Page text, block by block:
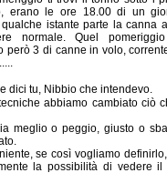
erano le ore 18.00 di un
istante parte la canna
normale. Quel
però 3 di canne in volo,
dici tu, Nibbio che intendevo.
abbiamo cambiato ciò
meglio o peggio, giusto o
se così vogliamo
la possibilità di vedere il